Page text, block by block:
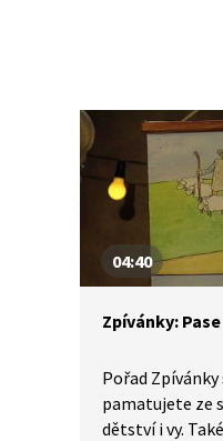
04:40
Zpívánky:
Pořad Zpívánky
pamatujete ze
dětství i vy.